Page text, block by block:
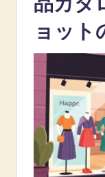
ョット